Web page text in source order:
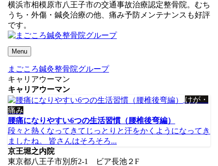
横浜市相模原市八王子市の交通事故治療認定整骨院。むち
うち・外傷・鍼灸治療の他、痛み予防メンテナンスも好評
です。
Menu
まごころ鍼灸整骨院グループ
キャリアウーマン
キャリアウーマン
けが・
痛み
腰痛になりやすい6つの生活習慣（腰椎後弯編）
段々と熱くなってきてじっとりと汗をかくようになってき
ましたね。 皆さんはそろそろ...
京王堀之内院
東京都八王子市別所2-1 ビア長池２F